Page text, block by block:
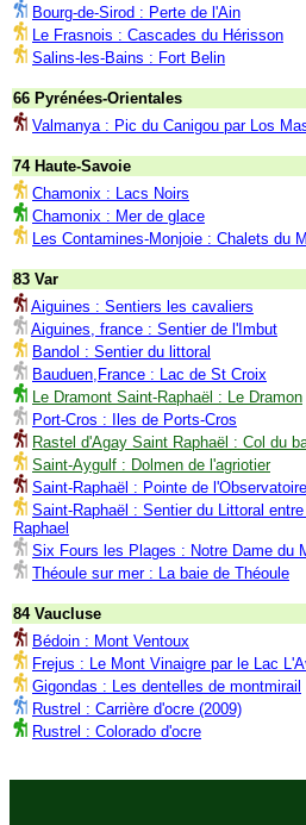
Bourg-de-Sirod : Perte de l'Ain
Le Frasnois : Cascades du Hérisson
Salins-les-Bains : Fort Belin
66 Pyrénées-Orientales
Valmanya : Pic du Canigou par Los
74 Haute-Savoie
Chamonix : Lacs Noirs
Chamonix : Mer de glace
Les Contamines-Monjoie : Chalets du
83 Var
Aiguines : Sentiers les cavaliers
Aiguines, france : Sentier de l'Imbut
Bandol : Sentier du littoral
Bauduen,France : Lac de St Croix
Le Dramont Saint-Raphaël : Le Dramon
Port-Cros : Iles de Ports-Cros
Rastel d'Agay Saint Raphaël : Col du
Saint-Aygulf : Dolmen de l'agriotier
Saint-Raphaël : Pointe de
Saint-Raphaël : Sentier du Littoral
Raphael
Six Fours les Plages : Notre Dame du
Théoule sur mer : La baie de Théoule
84 Vaucluse
Bédoin : Mont Ventoux
Frejus : Le Mont Vinaigre par le Lac
Gigondas : Les dentelles de montmirail
Rustrel : Carrière d'ocre (2009)
Rustrel : Colorado d'ocre